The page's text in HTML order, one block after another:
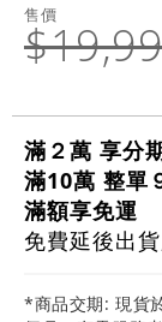
售價
滿２萬 享分
滿10萬 整單
滿額享免運
免費延後出
*商品交期: 現貨